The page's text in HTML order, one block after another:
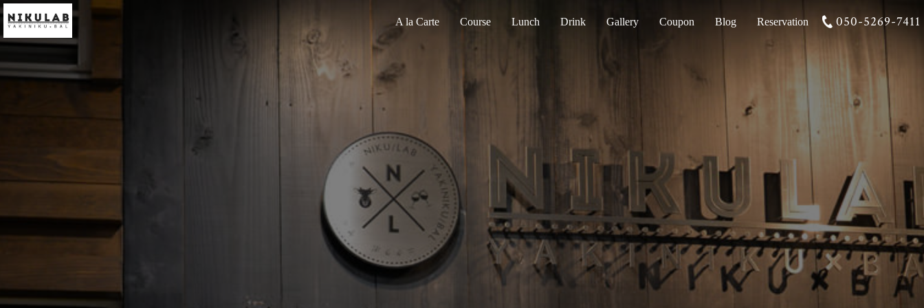
A la Carte Course Lunch Drink Gallery Coupon Blog Reservation 050-5269-7411